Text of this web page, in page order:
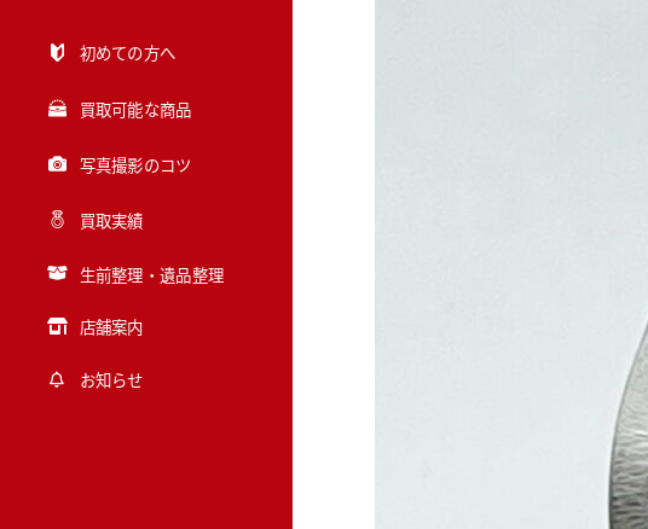
初めての方へ
買取可能な商品
写真撮影のコツ
買取実績
生前整理・遺品整理
店舗案内
お知らせ